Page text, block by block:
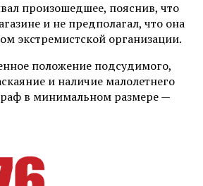
произошедшее, пояснив, что
и не предполагал, что она
экстремистской организации.
положение подсудимого,
и наличие малолетнего
в минимальном размере —